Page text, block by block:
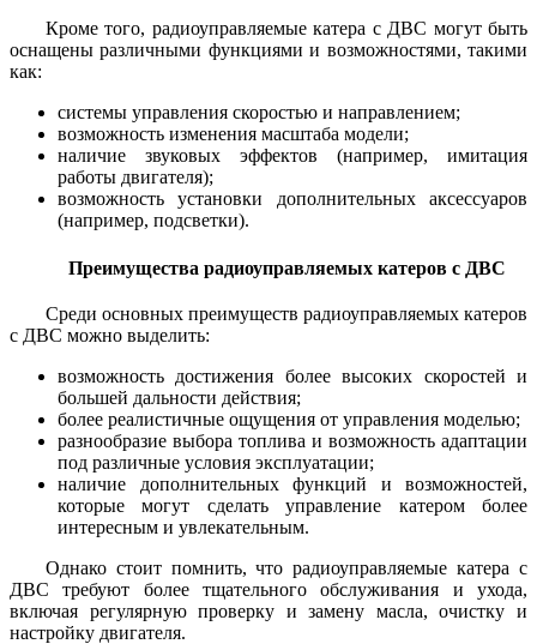
Кроме того, радиоуправляемые катера с ДВС могут быть
оснащены различными функциями и возможностями, такими
как:
системы управления скоростью и направлением;
возможность изменения масштаба модели;
наличие звуковых эффектов (например, имитация
работы двигателя);
возможность установки дополнительных аксессуаров
(например, подсветки).
Преимущества радиоуправляемых катеров с ДВС
Среди основных преимуществ радиоуправляемых катеров
с ДВС можно выделить:
возможность достижения более высоких скоростей и
большей дальности действия;
более реалистичные ощущения от управления моделью;
разнообразие выбора топлива и возможность адаптации
под различные условия эксплуатации;
наличие дополнительных функций и возможностей,
которые могут сделать управление катером более
интересным и увлекательным.
Однако стоит помнить, что радиоуправляемые катера с
ДВС требуют более тщательного обслуживания и ухода,
включая регулярную проверку и замену масла, очистку и
настройку двигателя.